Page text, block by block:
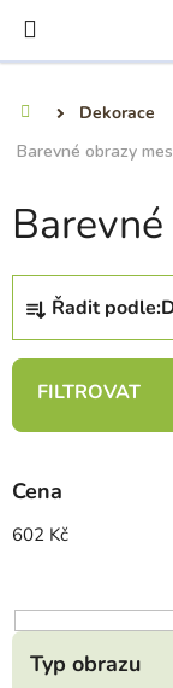
obsah
Dekorace
Barevné obrazy
Ř
z
n
p
r
o
u
k
Řadit podle:
Cena
602 Kč
Typ obrazu